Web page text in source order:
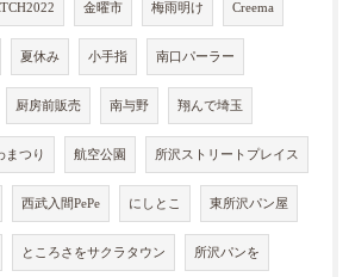
金曜市 梅雨明け Creema
夏休み 小手指 南口パーラー
厨房前販売 南与野 翔んで埼玉
まつり 航空公園 所沢ストリートプレイス
西武入間PePe にしとこ 東所沢パン屋
ところさをサクラタウン 所沢パンを